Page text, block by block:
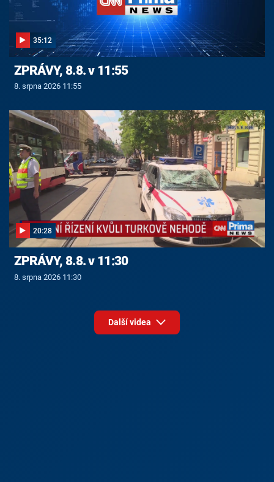
35:12
ZPRÁVY, 8.8. v 11:55
8. srpna 2026 11:55
20:28
ZPRÁVY, 8.8. v 11:30
8. srpna 2026 11:30
Další videa